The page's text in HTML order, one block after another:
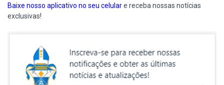
Baixe nosso aplicativo no seu celulare receba nossas notícias
exclusivas!